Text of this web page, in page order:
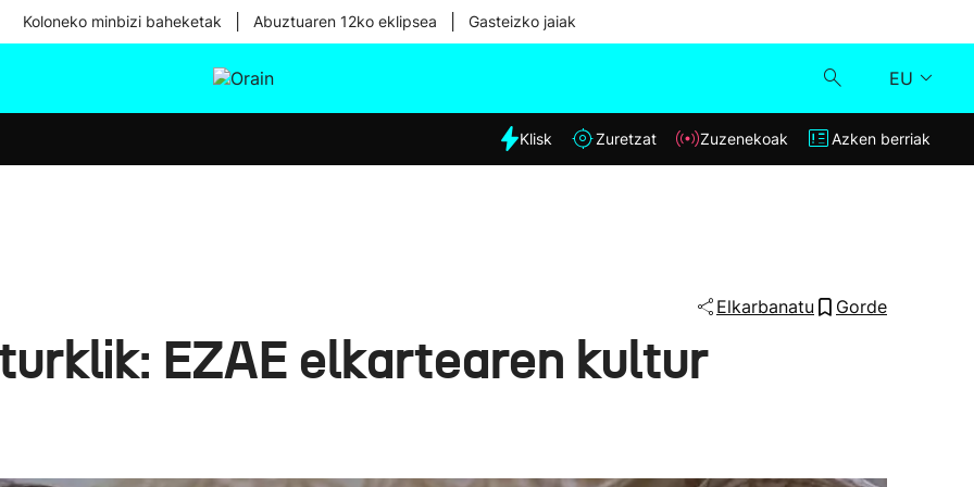
Koloneko minbizi baheketak Abuztuaren 12ko eklipsea Gasteizko jaiak
EU
Eguraldia
Klisk
Klisk Zuretzat Zuzenekoak Azken berriak
Elkarbanatu Gorde
EZAE elkartearen kultur